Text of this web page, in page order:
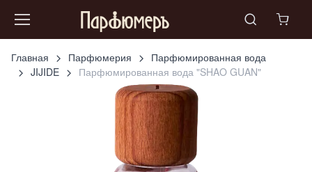
Главная Парфюмерия
Парфюмированная вода
JIJIDE
Парфюмированная вода "SHAO GUAN"